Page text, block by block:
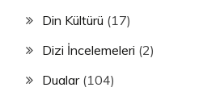
Din Kültürü (17)
Dizi İncelemeleri (2)
Dualar(104)